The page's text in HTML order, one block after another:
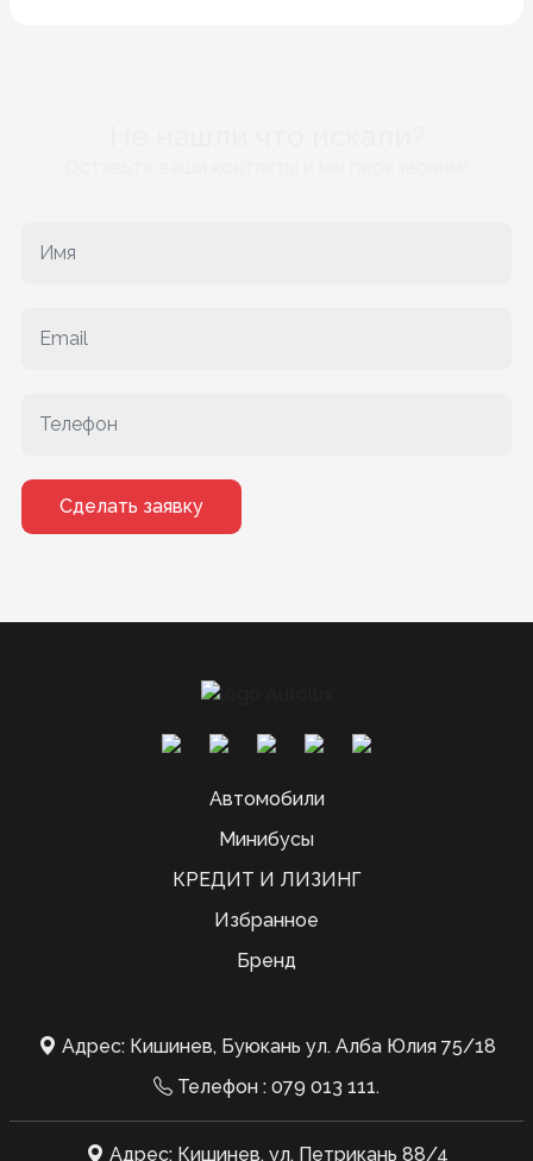
Сделать заявку
Автомобили
Минибусы
КРЕДИТ И ЛИЗИНГ
Избранное
Бренд
Адрес: Кишинев, Буюкань ул. Алба Юлия 75/18
Телефон : 079 013 111.
Адрес: Кишинев, ул. Петрикань 88/4